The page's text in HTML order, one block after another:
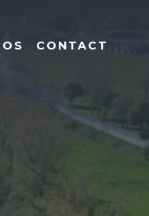
CONTACT